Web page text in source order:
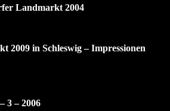
Landmarkt 2004
2009 in Schleswig – Impressionen
3 – 2006